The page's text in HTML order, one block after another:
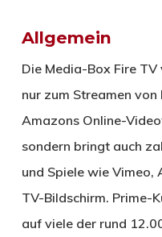
Allgemein
Die Media-Box Fire
nur zum Streamen von
Amazons Online-
sondern bringt auch
und Spiele wie Vimeo,
TV-Bildschirm. Prime-
auf viele der rund